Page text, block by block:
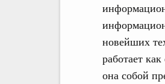
новейших
работает
она собой